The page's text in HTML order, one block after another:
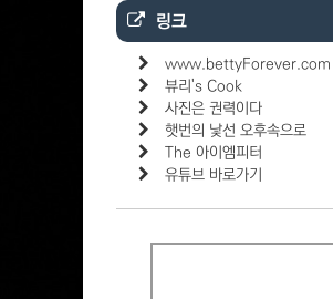
링크
www.bettyForever.com
뷰리's Cook
사진은 권력이다
햇번의 낯선 오후속으로
The 아이엠피터
유튜브 바로가기